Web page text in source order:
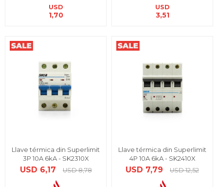
USD
1,70
USD
3,51
Llave térmica din Superlimit
3P 10A 6kA - SK2310X
USD 6,17 USD 8,78
Llave térmica din Superlimit
4P 10A 6kA - SK2410X
USD 7,79 USD 12,52